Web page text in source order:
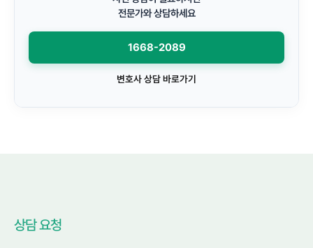
전문가와 상담하세요
1668-2089
변호사 상담 바로가기
상담 요청